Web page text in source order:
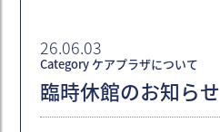
26.06.03
Category ケアプラザについて
臨時休館のお知らせ